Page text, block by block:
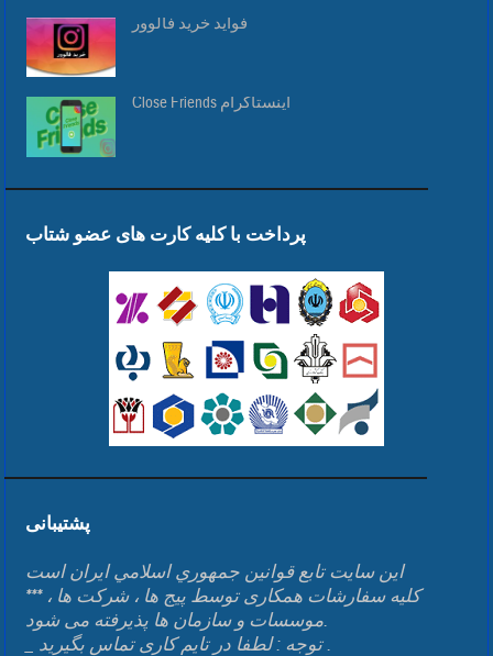
فواید خرید فالوور
Close Friends اینستاگرام
پرداخت با کلیه کارت های عضو شتاب
پشتیبانی
اين سايت تابع قوانين جمهوري اسلامي ايران است
*** کلیه سفارشات همکاری توسط پیج ها ، شرکت ها ،
موسسات و سازمان ها پذیرفته می شود.
_ توجه : لطفا در تایم کاری تماس بگیرید .